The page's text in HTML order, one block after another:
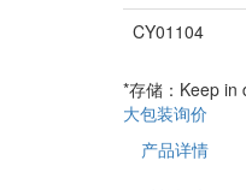
CY01104
*存储：Keep in
大包装询价
产品详情